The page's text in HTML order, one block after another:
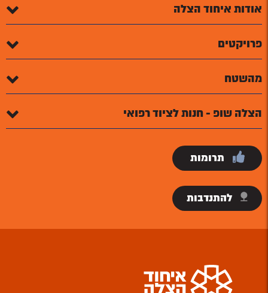
אודות איחוד הצלה
פרויקטים
מהשטח
הצלה שופ - חנות לציוד רפואי
תרומות
להתנדבות